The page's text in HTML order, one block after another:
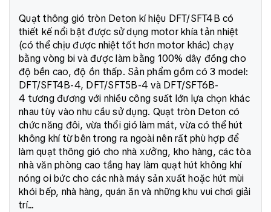
Quạt thông gió tròn Deton kí hiệu DFT/SFT4B có
thiết kế nổi bật được sử dụng motor khía tản nhiệt
(có thể chịu được nhiệt tốt hơn motor khác) chạy
bằng vòng bi và được làm bằng 100% dây đồng cho
độ bền cao, độ ồn thấp. Sản phẩm gồm có 3 model:
DFT/SFT4B-4, DFT/SFT5B-4 và DFT/SFT6B-
4 tương đương với nhiều công suất lớn lựa chọn khác
nhau tùy vào nhu cầu sử dụng. Quạt tròn Deton có
chức năng đôi, vừa thổi gió làm mát, vừa có thể hút
không khí từ bên trong ra ngoài nên rất phù hợp để
làm quạt thông gió cho nhà xưởng, kho hàng, các tòa
nhà văn phòng cao tầng hay làm quạt hút không khí
nóng oi bức cho các nhà máy sản xuất hoặc hút mùi
khói bếp, nhà hàng, quán ăn và những khu vui chơi giải
trí...